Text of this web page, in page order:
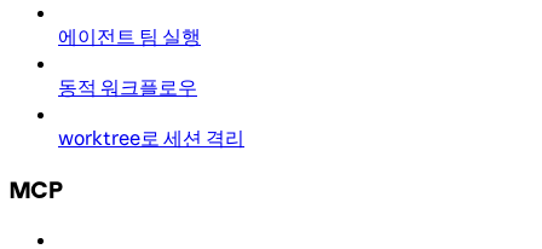
에이전트 팀 실행
동적 워크플로우
worktree로 세션 격리
MCP